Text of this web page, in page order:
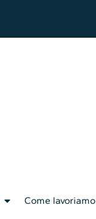
Come lavoriamo